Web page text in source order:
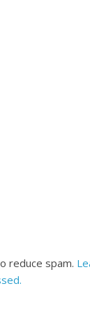
reduce spam.